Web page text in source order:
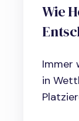
Wie
Immer
in